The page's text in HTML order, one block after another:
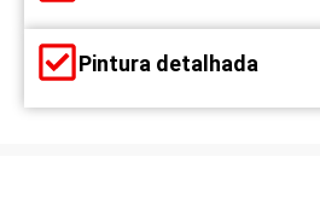
Pintura detalhada